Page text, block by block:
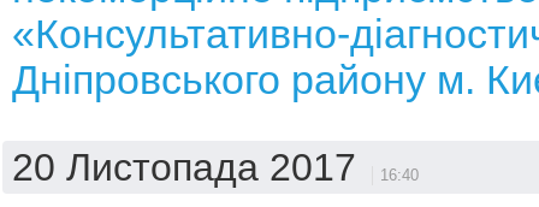
«Консультативно-
Дніпровського району м.
20 Листопада 2017 16:40